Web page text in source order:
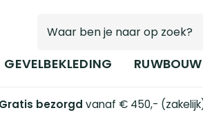
GEVELBEKLEDING RUWBOUW
Gratis bezorgd vanaf € 450,-